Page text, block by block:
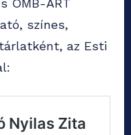
OMB-ART
színes,
az Esti